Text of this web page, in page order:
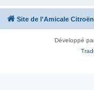
Site de l'Amicale Citroën
Développé